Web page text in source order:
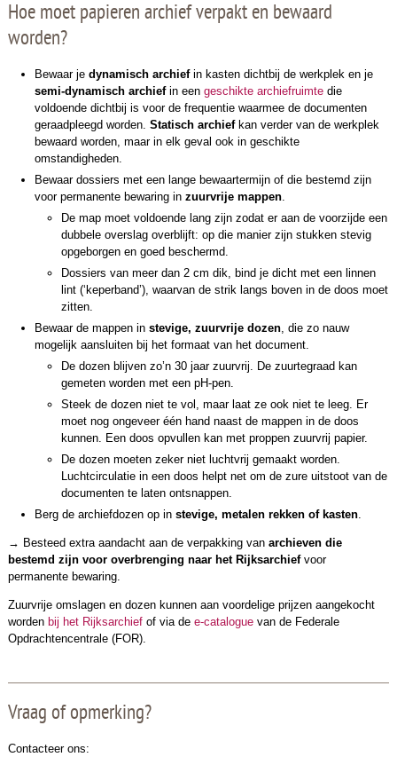
Hoe moet papieren archief verpakt en bewaard
worden?
Bewaar je dynamisch archiefin kasten dichtbij de werkplek en je
semi-dynamisch archiefin een geschikte archiefruimtedie
voldoende dichtbij is voor de frequentie waarmee de documenten
geraadpleegd worden. Statisch archiefkan verder van de werkplek
bewaard worden, maar in elk geval ook in geschikte
omstandigheden.
Bewaar dossiers met een lange bewaartermijn of die bestemd zijn
voor permanente bewaring in zuurvrije mappen.
De map moet voldoende lang zijn zodat er aan de voorzijde een
dubbele overslag overblijft: op die manier zijn stukken stevig
opgeborgen en goed beschermd.
Dossiers van meer dan 2 cm dik, bind je dicht met een linnen
lint (‘keperband’), waarvan de strik langs boven in de doos moet
zitten.
Bewaar de mappen in stevige, zuurvrije dozen, die zo nauw
mogelijk aansluiten bij het formaat van het document.
De dozen blijven zo’n 30 jaar zuurvrij. De zuurtegraad kan
gemeten worden met een pH-pen.
Steek de dozen niet te vol, maar laat ze ook niet te leeg. Er
moet nog ongeveer één hand naast de mappen in de doos
kunnen. Een doos opvullen kan met proppen zuurvrij papier.
De dozen moeten zeker niet luchtvrij gemaakt worden.
Luchtcirculatie in een doos helpt net om de zure uitstoot van de
documenten te laten ontsnappen.
Berg de archiefdozen op in stevige, metalen rekken of kasten.
→ Besteed extra aandacht aan de verpakking van archieven die
bestemd zijn voor overbrenging naar het Rijksarchiefvoor
permanente bewaring.
Zuurvrije omslagen en dozen kunnen aan voordelige prijzen aangekocht
worden bij het Rijksarchiefof via de e-cataloguevan de Federale
Opdrachtencentrale (FOR).
Vraag of opmerking?
Contacteer ons: